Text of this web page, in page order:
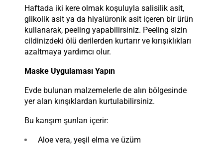
Haftada iki kere olmak koşuluyla salisilik asit,
glikolik asit ya da hiyalüronik asit içeren bir ürün
kullanarak, peeling yapabilirsiniz. Peeling sizin
cildinizdeki ölü derilerden kurtarır ve kırışıklıkları
azaltmaya yardımcı olur.
Maske Uygulaması Yapın
Evde bulunan malzemelerle de alın bölgesinde
yer alan kırışıklardan kurtulabilirsiniz.
Bu karışım şunları içerir:
Aloe vera, yeşil elma ve üzüm